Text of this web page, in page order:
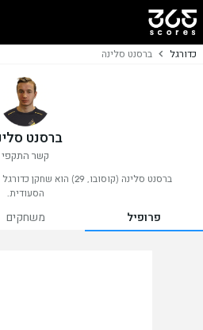
כדורגל ברסנט סלינה
ברסנט
קשר התקפי
ברסנט סלינה (קוסובו, 29)
הסעודית.
פרופיל משחקים